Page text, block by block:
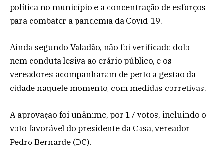
política no município e a concentração de esforços
para combater a pandemia da Covid-19.
Ainda segundo Valadão, não foi verificado dolo
nem conduta lesiva ao erário público, e os
vereadores acompanharam de perto a gestão da
cidade naquele momento, com medidas corretivas.
A aprovação foi unânime, por 17 votos, incluindo o
voto favorável do presidente da Casa, vereador
Pedro Bernarde (DC).